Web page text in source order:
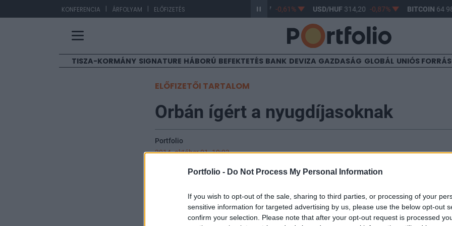
Portfolio - Do Not Process My Personal Information
If you wish to opt-out of the sale, sharing to third parties, or processing of your
sensitive information for targeted advertising by us, please use the below opt-out
confirm your selection. Please note that after your opt-out request is processed
KONFERENCIA | ÁRFOLYAM | ELŐFIZETÉS 363,17 -0,61% USD/HUF314,20 -0,87% BITCOIN64
TISZA-KORMÁNY SIGNATURE HÁBORÚ BEFEKTETÉS BANK DEVIZA GAZDASÁG GLOBÁL UNIÓS
ELŐFIZETŐI TARTALOM
Orbán ígért a nyugdíjasoknak
Portfolio
2014. október 01. 10:03
Az Idősügyi Tanács alakuló ülésén a miniszterelnök is beszédet
szerint kivételes pillanathoz érkeztek, a nyertes önkormányzati
lesz 3,5 nyugodt év, amikor lehet hosszabb távon is gondolkozni
A tanácsnak ezért meg kell újulnia, nagyon sok olyan kérdés van,